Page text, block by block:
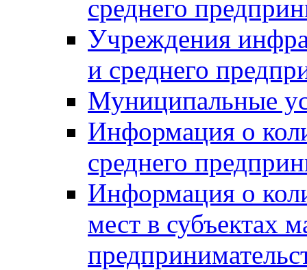
среднего
Учреждения
и среднего
Муниципальные
Информация о
среднего
Информация о
мест в субъектах